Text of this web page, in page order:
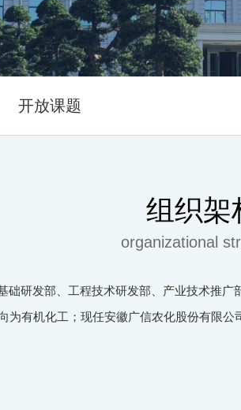
开放课题
组织架
organizational
础研发部、工程技术研发部、产业技术推
有机化工；现任安徽广信农化股份有限公